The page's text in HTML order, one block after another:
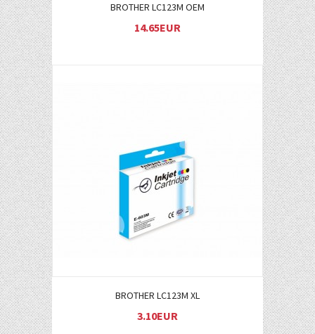
BROTHER LC123M OEM
14.65EUR
Į KREPŠELĮ
BROTHER LC123M XL
3.10EUR